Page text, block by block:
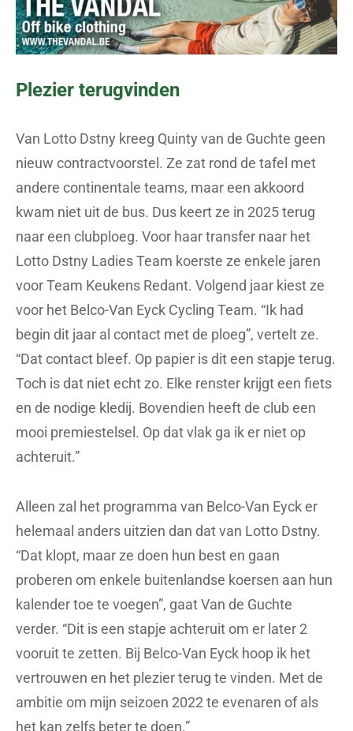
Plezier terugvinden
Van Lotto Dstny kreeg Quinty van de Guchte geen
nieuw contractvoorstel. Ze zat rond de tafel met
andere continentale teams, maar een akkoord
kwam niet uit de bus. Dus keert ze in 2025 terug
naar een clubploeg. Voor haar transfer naar het
Lotto Dstny Ladies Team koerste ze enkele jaren
voor Team Keukens Redant. Volgend jaar kiest ze
voor het Belco-Van Eyck Cycling Team. “Ik had
begin dit jaar al contact met de ploeg”, vertelt ze.
“Dat contact bleef. Op papier is dit een stapje terug.
Toch is dat niet echt zo. Elke renster krijgt een fiets
en de nodige kledij. Bovendien heeft de club een
mooi premiestelsel. Op dat vlak ga ik er niet op
achteruit.”
Alleen zal het programma van Belco-Van Eyck er
helemaal anders uitzien dan dat van Lotto Dstny.
“Dat klopt, maar ze doen hun best en gaan
proberen om enkele buitenlandse koersen aan hun
kalender toe te voegen”, gaat Van de Guchte
verder. “Dit is een stapje achteruit om er later 2
vooruit te zetten. Bij Belco-Van Eyck hoop ik het
vertrouwen en het plezier terug te vinden. Met de
ambitie om mijn seizoen 2022 te evenaren of als
het kan zelfs beter te doen.”